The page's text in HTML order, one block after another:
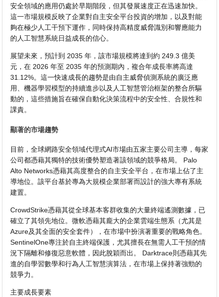
安全領域的應用仍處於早期階段，但其發展速度正在迅速加快。
這一市場規模反映了企業對自主安全平台投資的增加，以及對能
夠在極少人工干預下運作，同時保持高精度威脅識別和響應能力
的人工智慧系統日益成長的信心。
展望未來，預計到 2035 年，該市場規模將達到約 249.3 億美
元，在 2026 年至 2035 年的預測期內，複合年成長率將高達
31.12%。這一快速成長的趨勢是由自主威脅偵測系統的廣泛應
用、機器學習模型的持續進步以及人工智慧管治框架的整合所驅
動的，這些措施旨在確保自動化決策流程中的安全性、合規性和
課責。
顯著的市場趨勢
目前，全球網路安全領域代理式AI市場由五家主要公司主導，每家
公司都憑藉其獨特的技術優勢塑造著該領域的競爭格局。 Palo
Alto Networks憑藉其高度整合的自主安全平台，在市場上佔了主
導地位。該平台基於專為大規模企業部署而設計的強大專有系統
建置。
CrowdStrike憑藉其從全球基本客群收集的大量終端遙測數據，已
確立了其領先地位。微軟憑藉其龐大的企業雲端生態系（尤其是
Azure及其全面的安全套件），在市場中扮演著重要的戰略角色。
SentinelOne專注於自主終端保護，尤其擅長在無需人工干預的情
況下隔離和修復惡意軟體，因此脫穎而出。 Darktrace則憑藉其先
進的自學習數學和行為人工智慧演算法，在市場上保持著強勁的
競爭力。
主要成長要素